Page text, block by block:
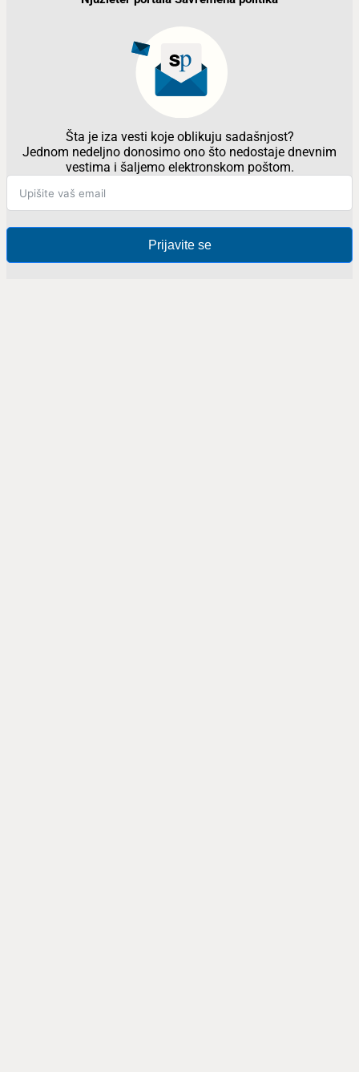
Šta je iza vesti koje oblikuju sadašnjost?
Jednom nedeljno donosimo ono što nedostaje dnevnim
vestima i šaljemo elektronskom poštom.
Prijavite se